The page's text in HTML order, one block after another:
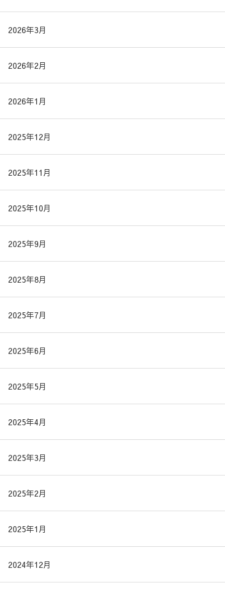
2026年3月
2026年2月
2026年1月
2025年12月
2025年11月
2025年10月
2025年9月
2025年8月
2025年7月
2025年6月
2025年5月
2025年4月
2025年3月
2025年2月
2025年1月
2024年12月